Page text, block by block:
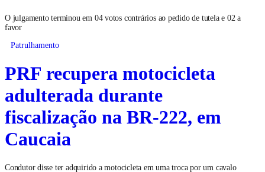
O julgamento terminou em 04 votos contrários ao pedido de tutela e 02 a
favor
Patrulhamento
PRF recupera motocicleta
adulterada durante
fiscalização na BR-222, em
Caucaia
Condutor disse ter adquirido a motocicleta em uma troca por um cavalo